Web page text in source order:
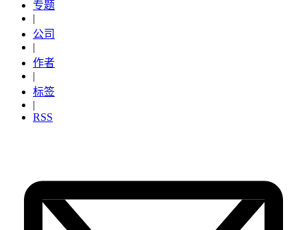
专题
|
公司
|
作者
|
标签
|
RSS